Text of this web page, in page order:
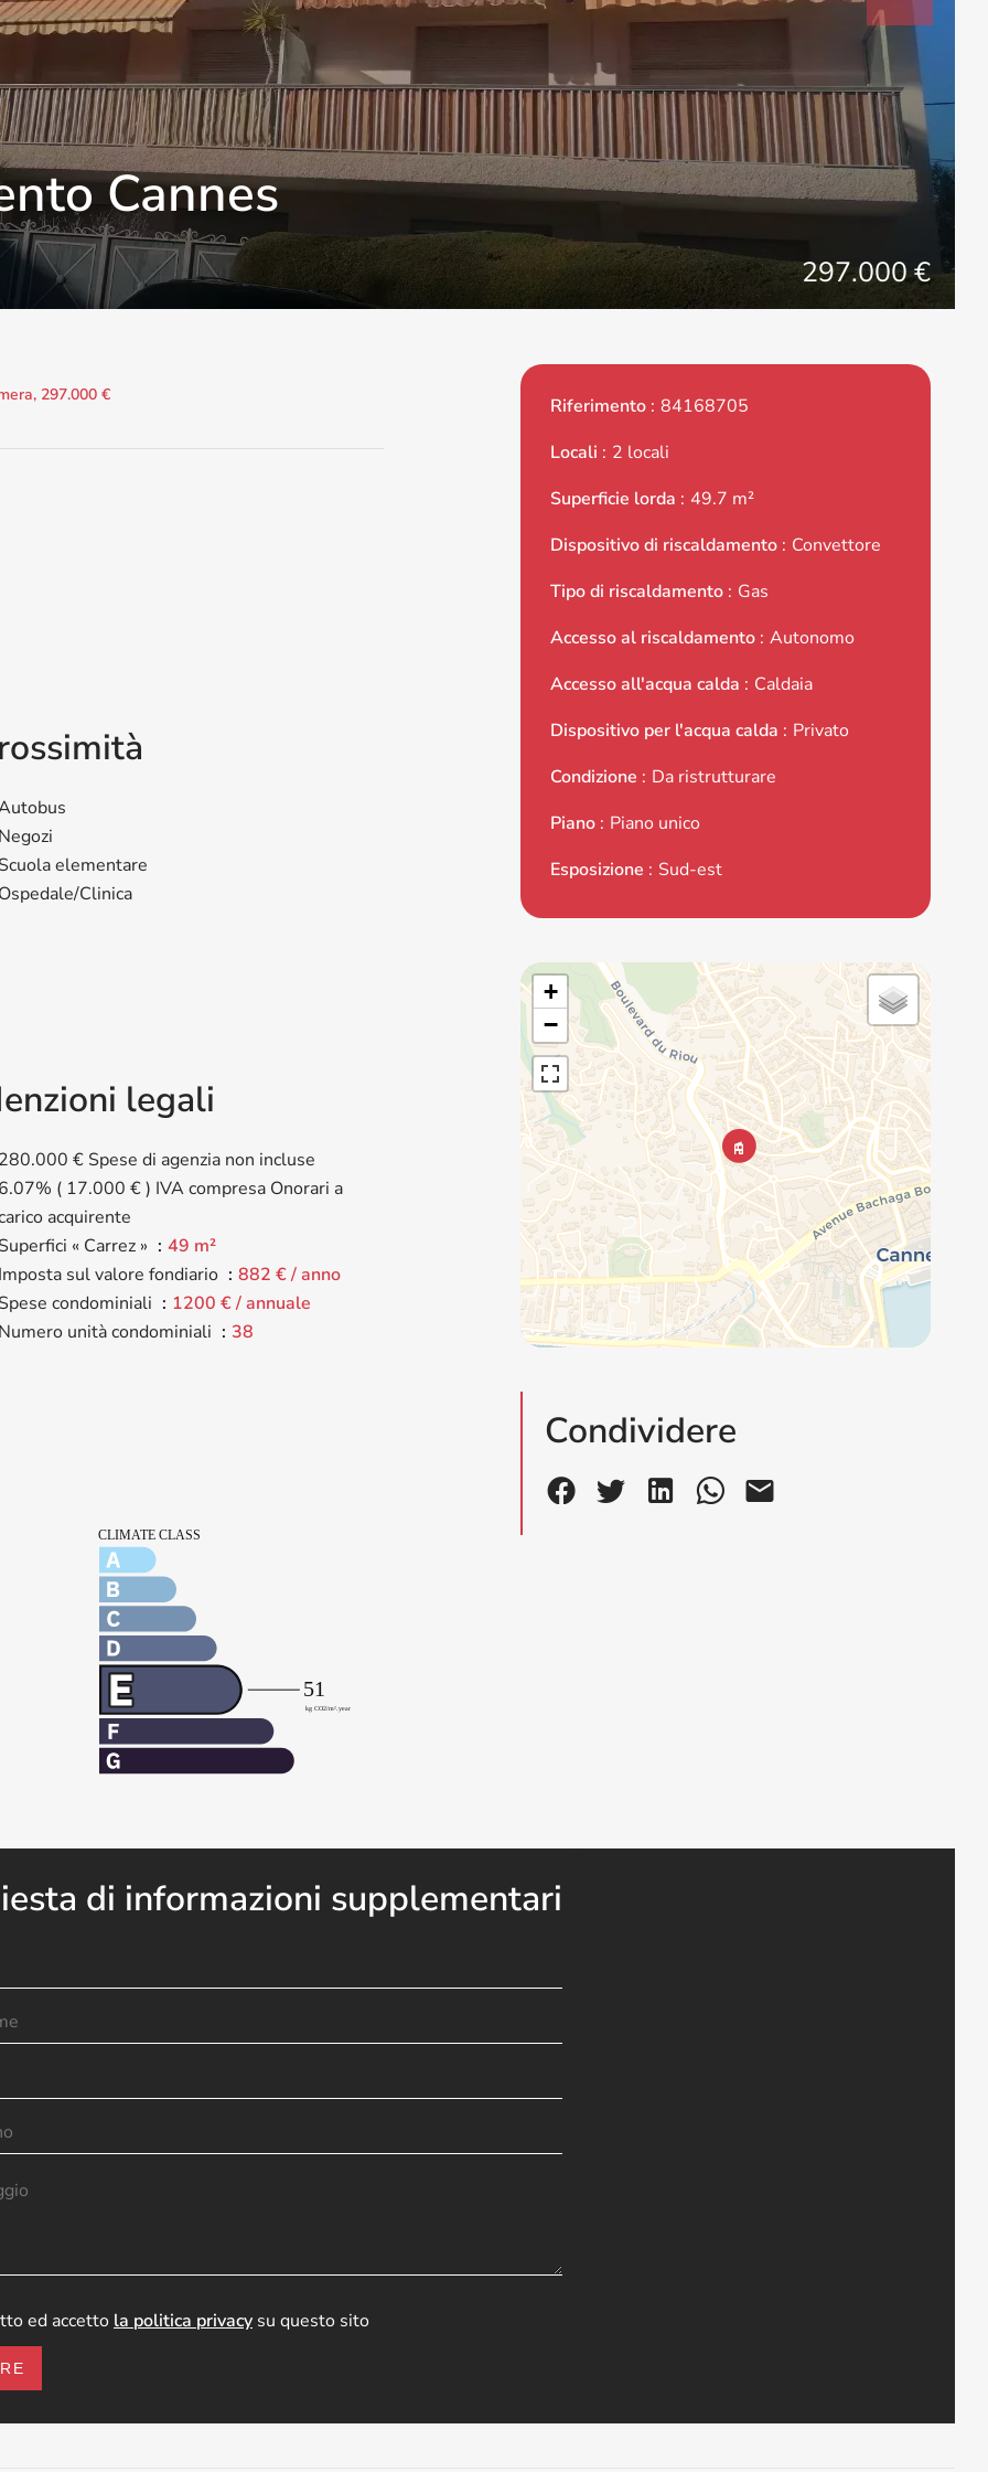
Cannes
297.000 €
297.000 €
elementare
Clinica
legali
€ Spese di agenzia non incluse
( 17.000 € ) IVA compresa Onorari a
acquirente
« Carrez »
49 m²
sul valore fondiario
882 € / anno
condominiali
1200 € / annuale
unità condominiali
38
Riferimento 84168705
Locali
2 locali
Superficie lorda
49.7 m²
Dispositivo di riscaldamento
Convettore
Tipo di riscaldamento
Gas
Accesso al riscaldamento Autonomo
Accesso all'acqua calda
Caldaia
Dispositivo per l'acqua calda
Privato
Condizione
Da ristrutturare
Piano
Piano unico
Esposizione
Sud-est
+
−
Condividere
di informazioni supplementari
ed accetto la politica privacy su questo sito